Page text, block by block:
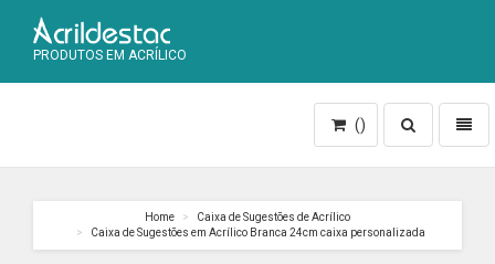
PRODUTOS EM ACRÍLICO
Toggle
search
()
Home
Caixa de Sugestões de Acrílico
Caixa de Sugestões em Acrílico Branca 24cm caixa personalizada